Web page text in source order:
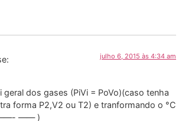
julho 6, 2015 às 4:34 am
geral dos gases (PiVi = PoVo)(caso tenha
forma P2,V2 ou T2) e tranformando o °C
——- —— )